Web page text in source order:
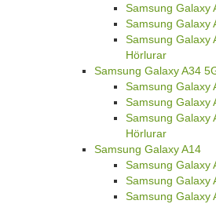
Samsung Galaxy
Samsung Galaxy
Samsung Galaxy
Hörlurar
Samsung Galaxy A34
Samsung Galaxy
Samsung Galaxy
Samsung Galaxy
Hörlurar
Samsung Galaxy A14
Samsung Galaxy
Samsung Galaxy
Samsung Galaxy